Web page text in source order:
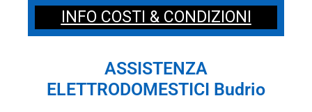
INFO COSTI & CONDIZIONI
ASSISTENZA
ELETTRODOMESTICI Budrio